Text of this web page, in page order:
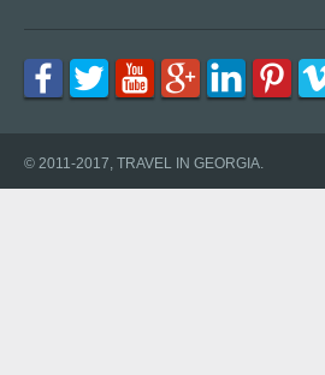
© 2011-2017, TRAVEL IN GEORGIA.